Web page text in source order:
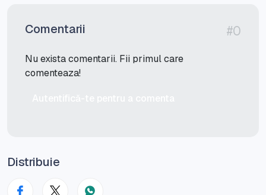
Comentarii #0
Nu exista comentarii. Fii primul care
comenteaza!
Distribuie